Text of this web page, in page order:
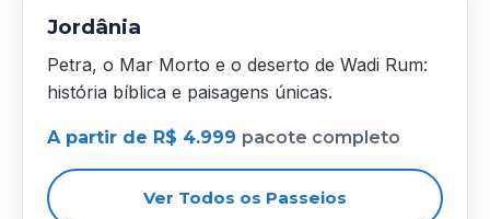
Jordânia
Petra, o Mar Morto e o deserto de Wadi Rum:
história bíblica e paisagens únicas.
A partir de R$ 4.999 pacote completo
Ver Todos os Passeios